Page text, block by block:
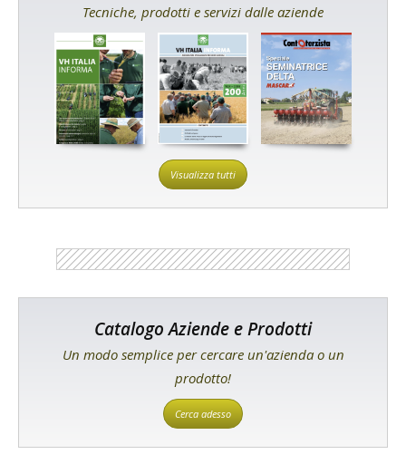
Tecniche, prodotti e servizi dalle aziende
Visualizza tutti
Catalogo Aziende e Prodotti
Un modo semplice per cercare un'azienda o un
prodotto!
Cerca adesso